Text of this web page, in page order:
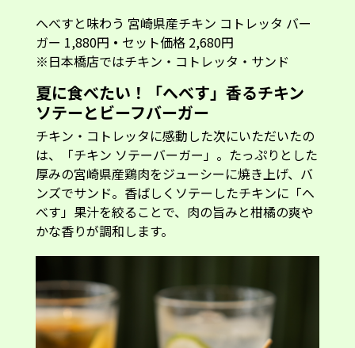
へべすと味わう 宮崎県産チキン コトレッタ バー
ガー 1,880円 ・ セット価格 2,680円
※日本橋店ではチキン・コトレッタ・サンド
夏に食べたい！「へべす」香るチキン
ソテーとビーフバーガー
チキン・コトレッタに感動した次にいただいたの
は、「チキン ソテーバーガー」。たっぷりとした
厚みの宮崎県産鶏肉をジューシーに焼き上げ、バ
ンズでサンド。香ばしくソテーしたチキンに「へ
べす」果汁を絞ることで、肉の旨みと柑橘の爽や
かな香りが調和します。